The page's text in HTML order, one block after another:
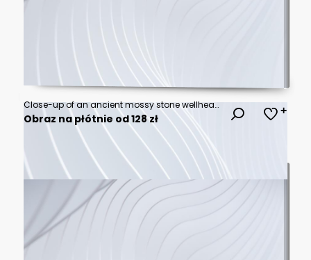
Close-up of an ancient mossy stone wellhead with water flowing into a basin.
Obraz na płótnie od 128 zł